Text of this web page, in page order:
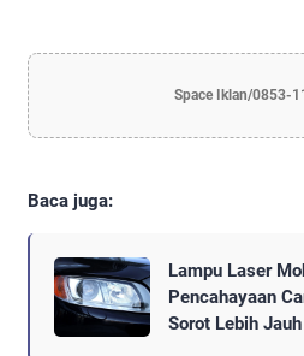
Space Iklan/0853-
Baca juga:
Lampu Laser
Pencahayaan
Sorot Lebih